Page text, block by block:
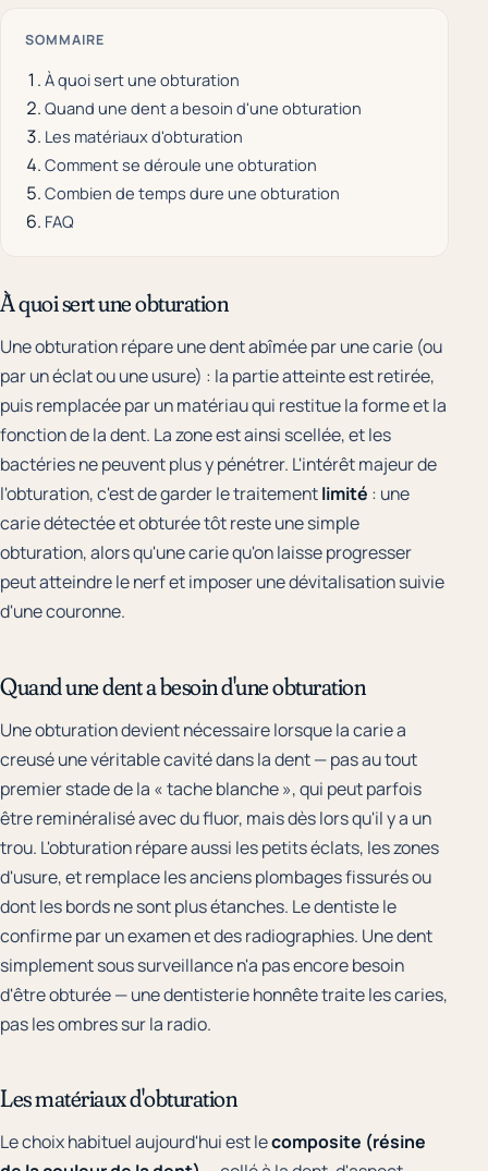
SOMMAIRE
À quoi sert une obturation
Quand une dent a besoin d'une obturation
Les matériaux d'obturation
Comment se déroule une obturation
Combien de temps dure une obturation
FAQ
À quoi sert une obturation
Une obturation répare une dent abîmée par une carie (ou
par un éclat ou une usure) : la partie atteinte est retirée,
puis remplacée par un matériau qui restitue la forme et la
fonction de la dent. La zone est ainsi scellée, et les
bactéries ne peuvent plus y pénétrer. L'intérêt majeur de
l'obturation, c'est de garder le traitementlimité : une
carie détectée et obturée tôt reste une simple
obturation, alors qu'une carie qu'on laisse progresser
peut atteindre le nerf et imposer une dévitalisation suivie
d'une couronne.
Quand une dent a besoin d'une obturation
Une obturation devient nécessaire lorsque la carie a
creusé une véritable cavité dans la dent — pas au tout
premier stade de la « tache blanche », qui peut parfois
être reminéralisé avec du fluor, mais dès lors qu'il y a un
trou. L'obturation répare aussi les petits éclats, les zones
d'usure, et remplace les anciens plombages fissurés ou
dont les bords ne sont plus étanches. Le dentiste le
confirme par un examen et des radiographies. Une dent
simplement sous surveillance n'a pas encore besoin
d'être obturée — une dentisterie honnête traite les caries,
pas les ombres sur la radio.
Les matériaux d'obturation
Le choix habituel aujourd'hui est lecomposite (résine